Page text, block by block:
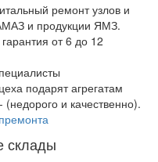
ремонт узлов и
и продукции ЯМЗ.
от 6 до 12
подарят агрегатам
и качественно).
склады